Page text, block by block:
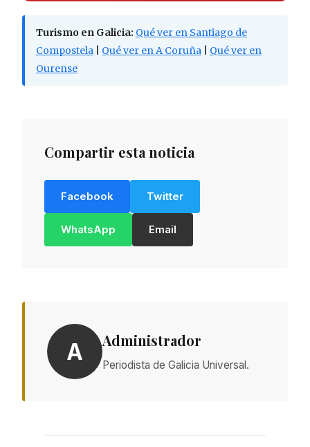
Turismo en Galicia: Qué ver en Santiago de
Compostela
Qué ver en A Coruña
Qué ver en
Ourense
Compartir esta noticia
Facebook Twitter
WhatsApp Email
A Administrador
Periodista de Galicia Universal.